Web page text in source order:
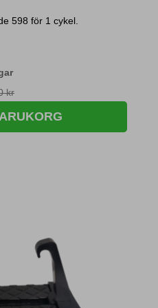
598 för 1 cykel.
kr